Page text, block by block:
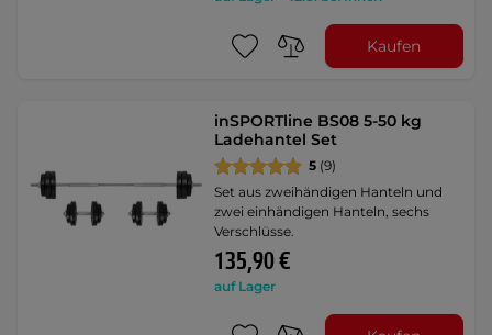
Kaufen
inSPORTline BS08 5-50 kg
Ladehantel Set
5 (9)
Set aus zweihändigen Hanteln und
zwei einhändigen Hanteln, sechs
Verschlüsse.
135,90 €
auf Lager